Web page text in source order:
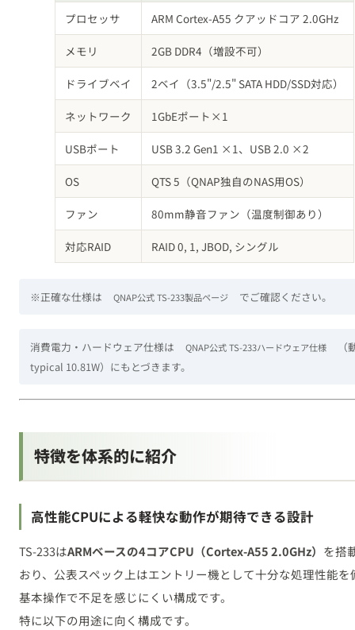
プロセッサ ARM Cortex-A55 クアッドコア 2.0GHz
メモリ 2GB DDR4（増設不可）
ドライブベイ 2ベイ（3.5"/2.5" SATA HDD/SSD対応）
ネットワーク 1GbEポート×1
USBポート USB 3.2 Gen1 ×1、USB 2.0 ×2
OS QTS 5（QNAP独自のNAS用OS）
ファン 80mm静音ファン（温度制御あり）
対応RAID RAID 0, 1, JBOD, シングル
※正確な仕様は QNAP公式 TS-233製品ページ でご確認ください。
消費電力・ハードウェア仕様は QNAP公式 TS-233ハードウェア仕様
typical 10.81W）にもとづきます。
特徴を体系的に紹介
高性能CPUによる軽快な動作が期待できる設計
TS-233はARMベースの4コアCPU（Cortex-A55 2.0GHz） を搭
おり、公表スペック上はエントリー機として十分な処理性能を
基本操作で不足を感じにくい構成です。
特に以下の用途に向く構成です。